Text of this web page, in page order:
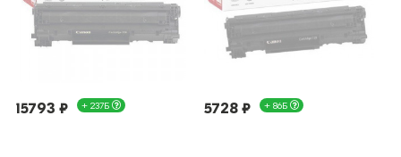
15793 ₽ + 237Б 5728 ₽ + 86Б